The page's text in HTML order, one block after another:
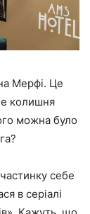
Мерфі. Це
колишня
можна було
себе
в серіалі